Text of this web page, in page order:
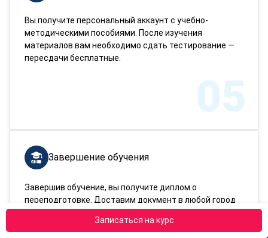
Записаться на курс
Вы получите персональный аккаунт с учебно-
методическими пособиями. После изучения
материалов вам необходимо сдать тестирование —
пересдачи бесплатные.
05
Завершение обучения
Завершив обучение, вы получите диплом о
переподготовке. Доставим документ в любой город